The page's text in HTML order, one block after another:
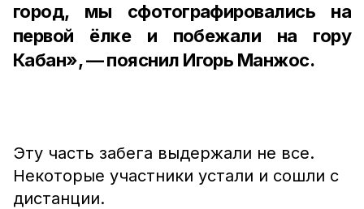
город, мы сфотографировались на
первой ёлке и побежали на гору
Кабан», — пояснил Игорь Манжос.
Эту часть забега выдержали не все.
Некоторые участники устали и сошли с
дистанции.